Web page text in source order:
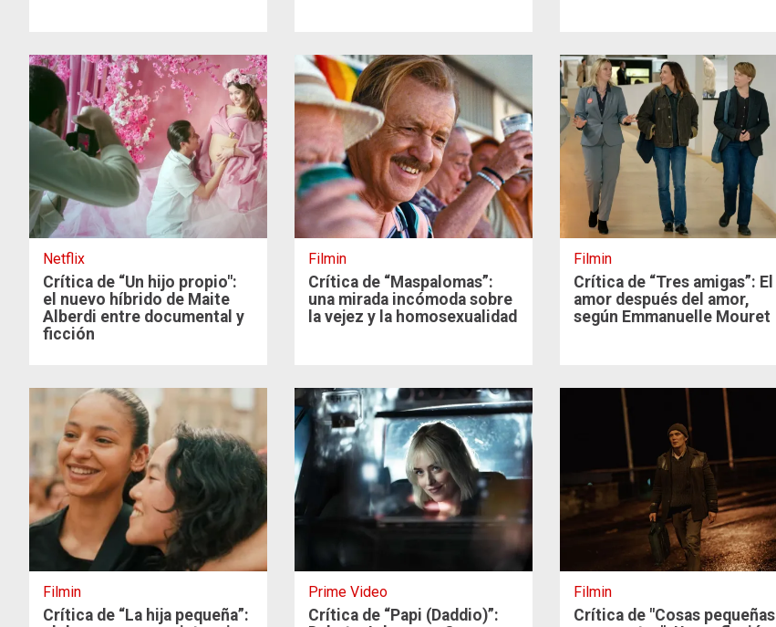
Netflix
Crítica de “Un hijo propio":
el nuevo híbrido de Maite
Alberdi entre documental y
ficción
Filmin
Crítica de “Maspalomas”:
una mirada incómoda sobre
la vejez y la homosexualidad
Filmin
Crítica de “Tres amigas”: El
amor después del amor,
según Emmanuelle Mouret
Filmin
Crítica de “La hija pequeña”:
Prime Video
Crítica de “Papi (Daddio)”:
Filmin
Crítica de "Cosas pequeñas